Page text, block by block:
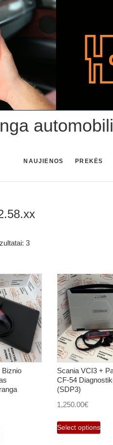
NAUJIENOS PREKĖS
3
Biznio
Scania VCI3 +
CF-54
(SDP3)
1,250.00€
Select options